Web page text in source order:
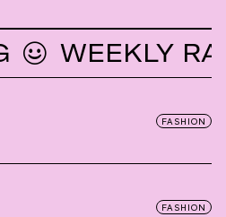
WEEKLY
FASHION
FASHION